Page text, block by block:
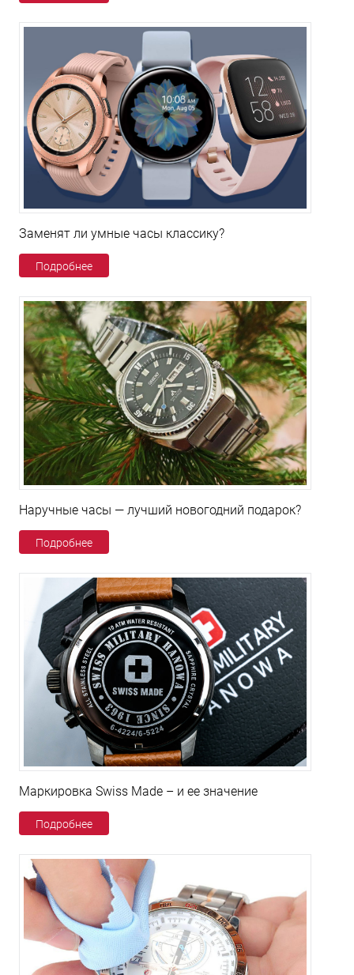
Заменят ли умные часы классику?
Подробнее
Наручные часы — лучший новогодний подарок?
Подробнее
Маркировка Swiss Made – и ее значение
Подробнее